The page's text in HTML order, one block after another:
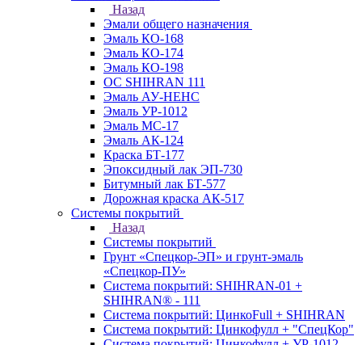
Назад
Эмали общего назначения
Эмаль КО-168
Эмаль КО-174
Эмаль КО-198
ОС SHIHRAN 111
Эмаль АУ-НЕНС
Эмаль УР-1012
Эмаль МС-17
Эмаль АК-124
Краска БТ-177
Эпоксидный лак ЭП-730
Битумный лак БТ-577
Дорожная краска АК-517
Системы покрытий
Назад
Системы покрытий
Грунт «Спецкор-ЭП» и грунт-эмаль
«Спецкор-ПУ»
Система покрытий: SHIHRAN-01 +
SHIHRAN® - 111
Система покрытий: ЦинкоFull + SHIHRAN
Система покрытий: Цинкофулл + "СпецКор"